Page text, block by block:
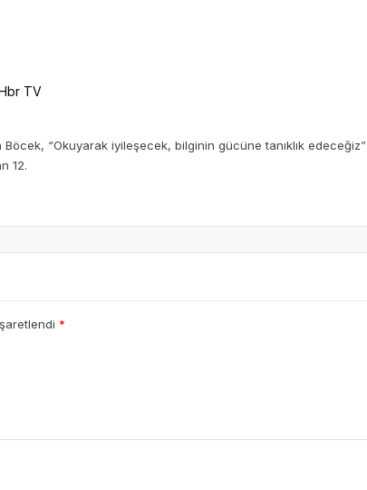
TV
“Okuyarak iyileşecek, bilginin gücüne tanıklık edeceğiz”
12.
*